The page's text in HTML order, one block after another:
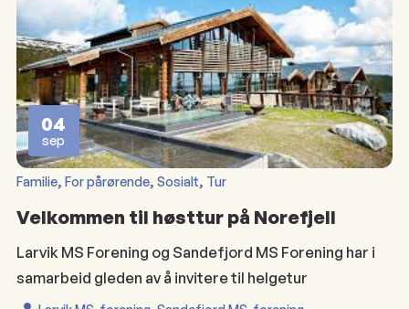
04
sep
Familie, For pårørende, Sosialt, Tur
Velkommen til høsttur på Norefjell
Larvik MS Forening og Sandefjord MS Forening har i
samarbeid gleden av å invitere til helgetur